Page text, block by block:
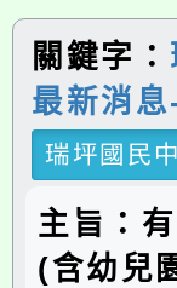
關鍵字：
最新消
瑞坪國民
主旨：
(含幼兒